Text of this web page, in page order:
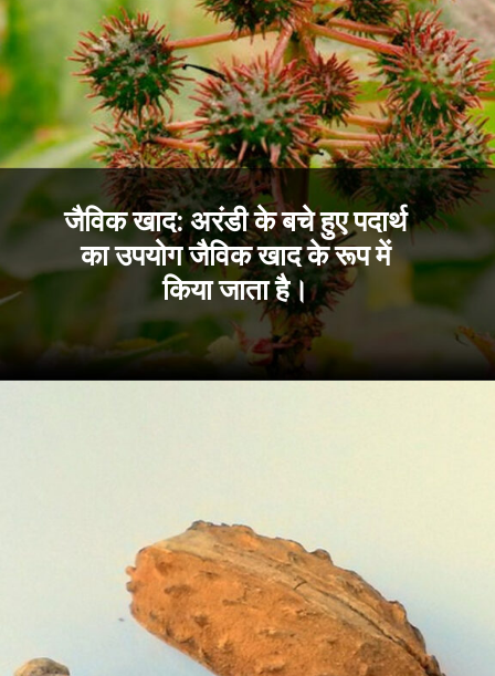
जैविक खाद: अरंडी के बचे हुए पदार्थ
का उपयोग जैविक खाद के रूप में
किया जाता है।